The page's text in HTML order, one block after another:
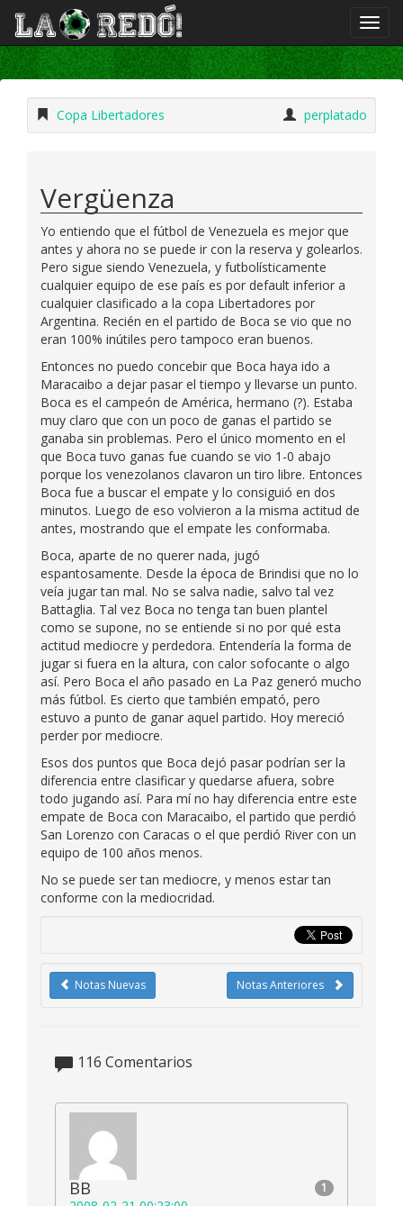
Copa Libertadores perplatado
Vergüenza
Yo entiendo que el fútbol de Venezuela es mejor que
antes y ahora no se puede ir con la reserva y golearlos.
Pero sigue siendo Venezuela, y futbolísticamente
cualquier equipo de ese país es por default inferior a
cualquier clasificado a la copa Libertadores por
Argentina. Recién en el partido de Boca se vio que no
eran 100% inútiles pero tampoco eran buenos.
Entonces no puedo concebir que Boca haya ido a
Maracaibo a dejar pasar el tiempo y llevarse un punto.
Boca es el campeón de América, hermano (?). Estaba
muy claro que con un poco de ganas el partido se
ganaba sin problemas. Pero el único momento en el
que Boca tuvo ganas fue cuando se vio 1-0 abajo
porque los venezolanos clavaron un tiro libre. Entonces
Boca fue a buscar el empate y lo consiguió en dos
minutos. Luego de eso volvieron a la misma actitud de
antes, mostrando que el empate les conformaba.
Boca, aparte de no querer nada, jugó
espantosamente. Desde la época de Brindisi que no lo
veía jugar tan mal. No se salva nadie, salvo tal vez
Battaglia. Tal vez Boca no tenga tan buen plantel
como se supone, no se entiende si no por qué esta
actitud mediocre y perdedora. Entendería la forma de
jugar si fuera en la altura, con calor sofocante o algo
así. Pero Boca el año pasado en La Paz generó mucho
más fútbol. Es cierto que también empató, pero
estuvo a punto de ganar aquel partido. Hoy mereció
perder por mediocre.
Esos dos puntos que Boca dejó pasar podrían ser la
diferencia entre clasificar y quedarse afuera, sobre
todo jugando así. Para mí no hay diferencia entre este
empate de Boca con Maracaibo, el partido que perdió
San Lorenzo con Caracas o el que perdió River con un
equipo de 100 años menos.
No se puede ser tan mediocre, y menos estar tan
conforme con la mediocridad.
Notas Anteriores
Notas Nuevas
116 Comentarios
1
BB